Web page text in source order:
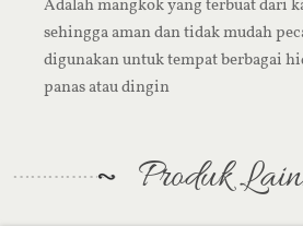
Adalah mangkok yang terbuat dari
sehingga aman dan tidak mudah
digunakan untuk tempat berbagai
panas atau dingin
Produk